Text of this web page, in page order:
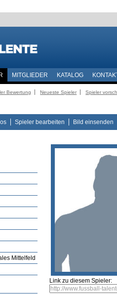
MITGLIEDER KATALOG
Bewertung Neueste Spieler
Spieler
Spieler bearbeiten Bild einsenden
Mittelfeld
Link zu diesem Spieler: